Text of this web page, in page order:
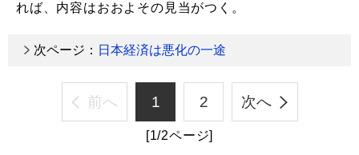
れば、内容はおおよその見当がつく。
次ページ： 日本経済は悪化の一途
前へ 1 2 次へ
[1/2ページ]